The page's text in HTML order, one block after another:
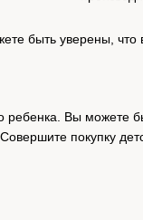
быть уверены, что
Вы можете
покупку